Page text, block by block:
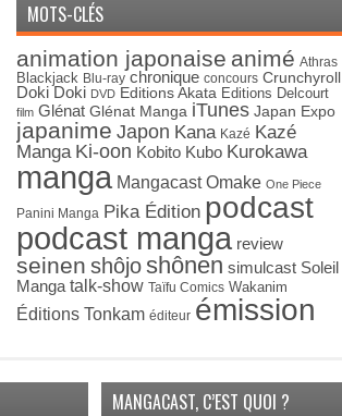
MOTS-CLÉS
animation japonaise animé Athras
Blackjack Blu-ray chronique concours Crunchyroll
Doki Doki DVD Editions Akata Editions Delcourt
film Glénat Glénat Manga iTunes Japan Expo
japanime Japon Kana Kazé Kazé
Manga Ki-oon Kobito Kubo Kurokawa
manga Mangacast Omake One Piece
Panini Manga Pika Édition podcast
podcast manga review
seinen shôjoshônen simulcast Soleil
Manga talk-show Taïfu Comics Wakanim
Éditions Tonkam éditeur émission
MANGACAST, C’EST QUOI ?